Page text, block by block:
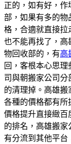
正的，如有好，
部，如果有多的物
格，合適就直接拉
也不能再找了，高
物回收部的，有高
回，客根本心思
司與朝搬家公司分
的清理掉。高雄搬
各種的價格都有所
價格提升直接緻百
的排名，高雄搬
有分流到其他平台